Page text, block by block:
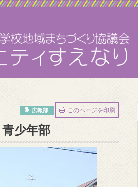
広報部 このページを印刷
少年部